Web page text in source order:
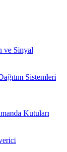
ve Sinyal
Sistemleri
Kutuları